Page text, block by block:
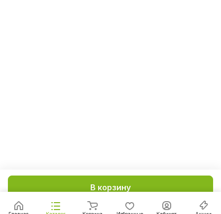
В корзину